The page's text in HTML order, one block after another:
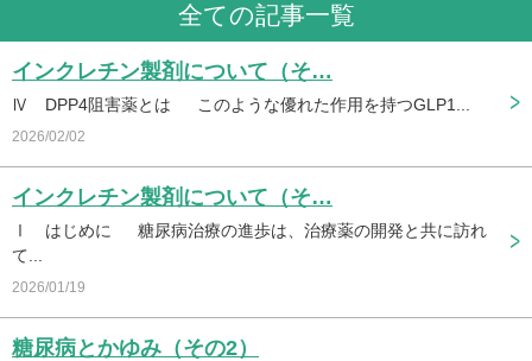
全ての記事一覧
インクレチン製剤について（そ…
Ⅳ DPP4阻害薬とは このような優れた作用を持つGLP1...
2026/02/02
インクレチン製剤について（そ…
Ⅰ はじめに 糖尿病治療の進歩は、治療薬の開発と共に訪れ
て...
2026/01/19
糖尿病とかゆみ（その2）